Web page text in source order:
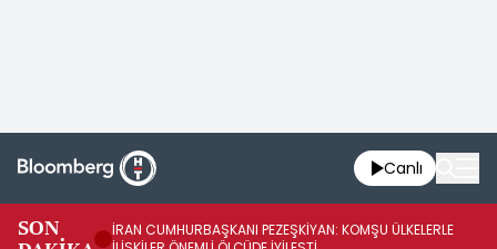
Canlı
SON
İRAN CUMHURBAŞKANI PEZEŞKİYAN: KOMŞU ÜLKELERLE